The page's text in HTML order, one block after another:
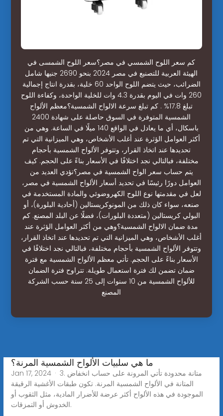
كم سعر اللوح الشمسي في مصر؟سعر اللوح الشمسى في
الهيئة العربية للتصنيع في مصر 2024 بنحو 2690 جنيها شامل
الضرائب، حيث يتضم اللوح الواحد 60 خلية، بقدرة انتاج إجمالية
260 وات في اليوم بقدرة 4.3 وات للخلية الواحدة، وكفاءة اللوح
تبلغ 17.8% . كم تبلغ سرعة الالواح الشمسية؟معظم الألواح
الشمسية المتوفرة في السوق حاصلة على شهادة 2400
باسكال، أي ما يعادل في الواقع 140 ميلًا في الساعة. وهي من
أكثر العوامل الؤثرة عند أغلب الأشخاص، وهي الميزانية التي تم
تحديدها عند اتخاذ القرار، وتتوفر الألواح الشمسية بأحجام
مختلفة، فبالتالي نجد اختلافًا في الأسعار بناءً على الحجم. كيف
يتم حساب سعر الواح الشمسية في مصر؟تؤدي العديد من
العوامل دورًا رئيسًا في تحديد أسعار الألواح الشمسية في مصر،
لعل في مقدمتها نوع اللوح الكهروضوئي والمادة المستخدمة في
صنعه، سواء كان ذلك من المونوكريستالين (أحادية البلورة)، أو
البولي كريستالين (متعددة البلورات)، فضلًا عن البلد المصنع. كم
مدة ضمان الالواح الشمسية؟وهي من أكثر العوامل الؤثرة عند
أغلب الأشخاص، وهي الميزانية التي تم تحديدها عند اتخاذ القرار،
وتتوفر الألواح الشمسية بأحجام مختلفة، فبالتالي نجد اختلافًا في
الأسعار بناءً على الحجم. تأتي معظم الألواح الشمسية مع فترة
ضمان تضمن لك فترة استعمال طويلة. تتراوح فترة الضمان
للألواح الشمسية من 10 سنوات إلى 25 سنة حسب الشركة
المصنع
ما هي سلبيات الألواح الشمسية المرنة؟
Jan 17, 2024 · 3. متانة محدودة تأتي المرونة على حساب انخفاض
المتانة في الألواح الشمسية المرنة. تكون طبقات الأغشية الرقيقة
الموجودة في هذه الألواح أكثر عرضة للأضرار المادية، مثل الثقوب أو
الخدوش أو التمزقات.